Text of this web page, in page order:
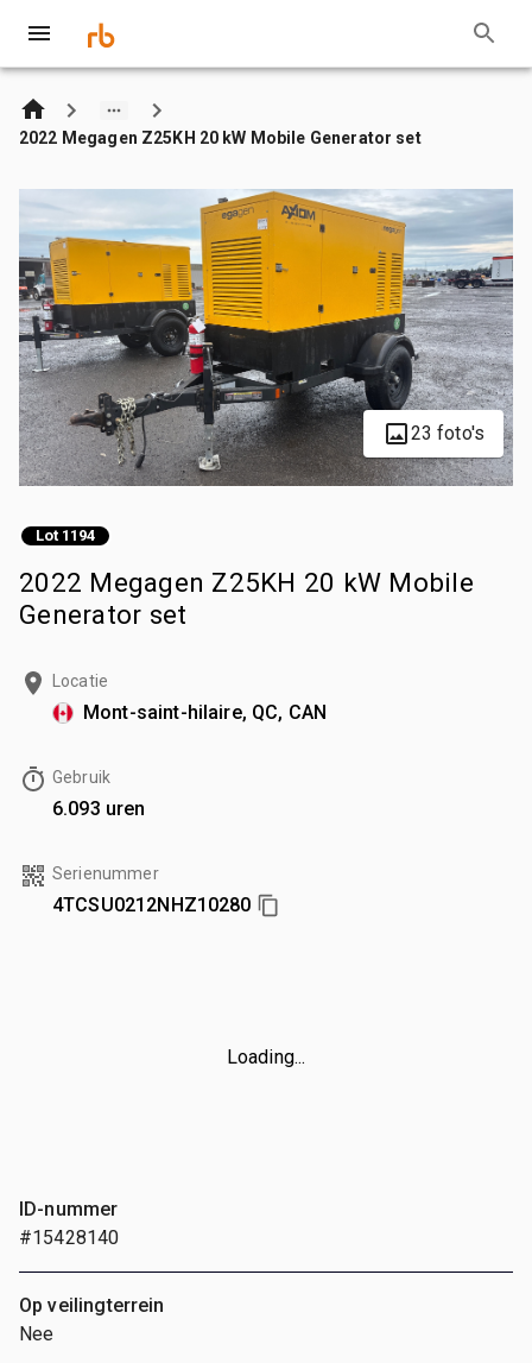
2022 Megagen Z25KH 20 kW Mobile Generator set
23 foto's
Lot 1194
2022 Megagen Z25KH 20 kW Mobile
Generator set
Locatie
Mont-saint-hilaire, QC, CAN
Gebruik
6.093 uren
Serienummer
4TCSU0212NHZ10280
Loading...
ID-nummer
#15428140
Op veilingterrein
Nee